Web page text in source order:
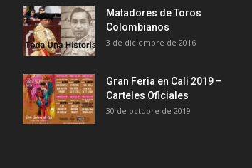
Matadores de Toros
Colombianos
3 de diciembre de 2016
Gran Feria en Cali 2019 –
Carteles Oficiales
30 de octubre de 2019